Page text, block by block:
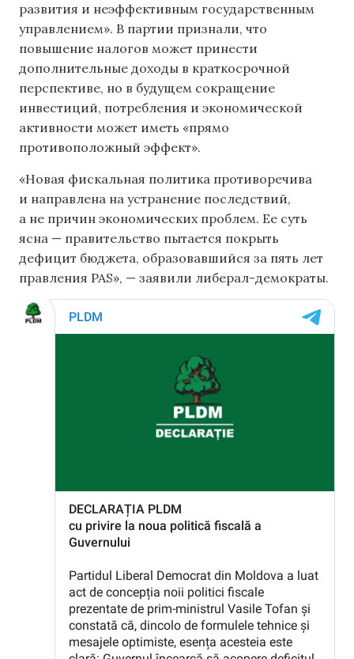
развития и неэффективным государственным
управлением». В партии признали, что
повышение налогов может принести
дополнительные доходы в краткосрочной
перспективе, но в будущем сокращение
инвестиций, потребления и экономической
активности может иметь «прямо
противоположный эффект».
«Новая фискальная политика противоречива
и направлена ​​на устранение последствий,
а не причин экономических проблем. Ее суть
ясна — правительство пытается покрыть
дефицит бюджета, образовавшийся за пять лет
правления PAS», — заявили либерал-демократы.